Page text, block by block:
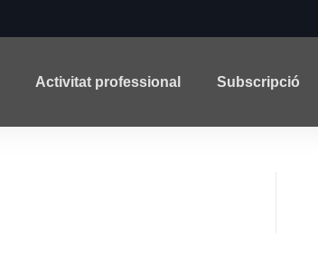
Activitat professional Subscripció